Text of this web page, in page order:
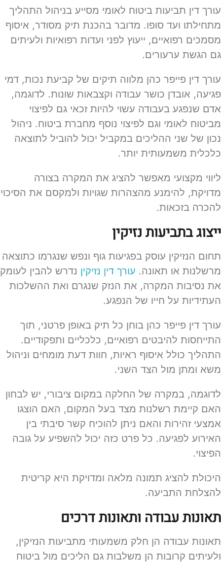
עורך דין תביעות ביטוח לאומי מסייע בניהול התהליך
מתחילתו ועד סופו. מדובר בהכנת תיק מסודר, איסוף
מסמכים רפואיים, ייעוץ לפני ועדות רפואיות ולעיתים
גם הגשת ערעורים.
עורך דין פייפר כהן מלווה תיקים של קביעת נכות, דמי
פגיעה, אובדן כושר עבודה וקצבאות שונות. לדוגמה,
אדם שנפגע בעבודה עשוי להיות זכאי גם לפיצוי
מביטוח לאומי וגם לפיצוי נוסף מחברת ביטוח. ניהול
נכון של שני ההליכים במקביל יכול להוביל לתוצאה
כלכלית משמעותית יותר.
ליווי מקצועי מאפשר להציג את המקרה בצורה
מדויקת, להימנע מהצהרות שגויות ולמקסם את הסיכוי
להכרה בזכאות.
ייצוג בתביעות נזיקין
תחום הנזיקין עוסק בפגיעות גוף ונפש שנגרמו כתוצאה
מרשלנות או תאונה. עורך דין נזיקין נדרש להבין לעומק
את נסיבות המקרה, את הנזק שנגרם ואת ההשלכות
העתידיות על חייו של הנפגע.
עורך דין פייפר כהן בוחן כל תיק באופן פרטני, תוך
התייחסות להיבטים רפואיים, כלכליים ותפקודיים.
התהליך כולל איסוף ראיות, חוות דעת מומחים וניהול
משא ומתן מול הצד השני.
לדוגמה, במקרה של החלקה במקום ציבורי, יש לבחון
האם קיימת רשלנות מצד בעל המקום, האם הוצגו
אמצעי זהירות והאם ניתן להוכיח קשר סיבתי בין
האירוע לפגיעה. כל פרט כזה יכול להשפיע על גובה
הפיצוי.
היכולת להציג תמונה מלאה ומדויקת היא קריטית
להצלחת התביעה.
תאונות עבודה ותאונות דרכים
תאונות עבודה הן חלק משמעותי מתביעות הנזיקין,
ולעיתים קרובות הן משלבות גם הליכים מול ביטוח